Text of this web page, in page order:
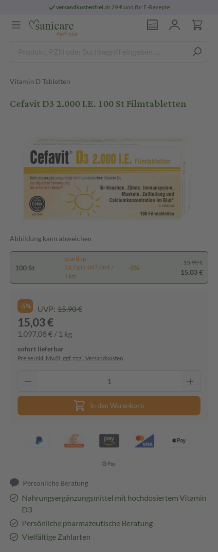
versandkostenfreiab 29 € und für E-Rezepte
Vitamin D Tabletten
Cefavit D3 2.000 I.E. 100 St Filmtabletten
Abbildung kann abweichen
100 St
Spartipp
13,7 g (1.097,08 € /
1 kg)
-5%
15,90 €
15,03 €
-5% UVP: 15,90 €
15,03 €
1.097,08 € / 1 kg
sofort lieferbar
Preise inkl. MwSt. ggf. zzgl. Versandkosten
In den Warenkorb
Persönliche Beratung
Nahrungsergänzungsmittel mit hochdosiertem Vitamin
D3
Persönliche pharmazeutische Beratung
Vielfältige Zahlarten